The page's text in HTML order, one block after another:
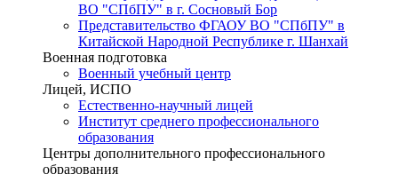
ВО "СПбПУ" в г. Сосновый Бор
Представительство ФГАОУ ВО "СПбПУ" в
Китайской Народной Республике г. Шанхай
Военная подготовка
Военный учебный центр
Лицей, ИСПО
Естественно-научный лицей
Институт среднего профессионального
образования
Центры дополнительного профессионального
образования